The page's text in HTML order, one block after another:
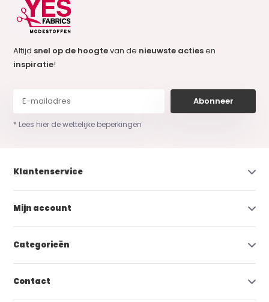
Altijd snel op de hoogtevan de nieuwste actiesen
inspiratie!
Abonneer
* Lees hier de wettelijke beperkingen
Klantenservice
Mijn account
Categorieën
Contact